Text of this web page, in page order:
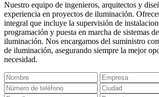
Nuestro equipo de ingenieros, arquitectos y
experiencia en proyectos de iluminación.
integral que incluye la supervisión de
programación y puesta en marcha de sistemas
iluminación. Nos encargamos del suministro
de iluminación, asegurando siempre la mejor
necesidad.